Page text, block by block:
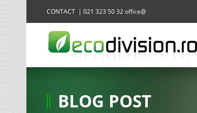
CONTACT | 021 323 50 32 office@
BLOG POST